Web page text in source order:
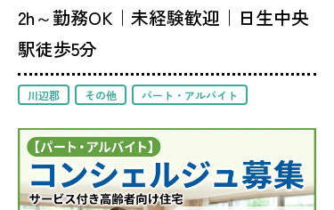
2h～勤務OK｜未経験歓迎｜日生中央
駅徒歩5分
川辺郡 その他 パート・アルバイト